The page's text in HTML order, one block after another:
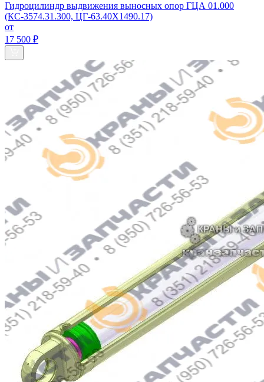
Гидроцилиндр выдвижения выносных опор ГЦА 01.000
(КС-3574.31.300, ЦГ-63.40Х1490.17)
от
17 500 ₽